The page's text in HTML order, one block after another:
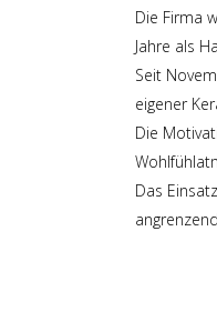
Die Firma
Jahre als
Seit
eigener
Die
Das